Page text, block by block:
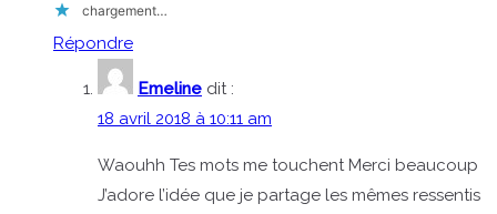
chargement…
Répondre
Emeline dit :
18 avril 2018 à 10:11 am
Waouhh Tes mots me touchent Merci beaucoup
J’adore l’idée que je partage les mêmes ressentis